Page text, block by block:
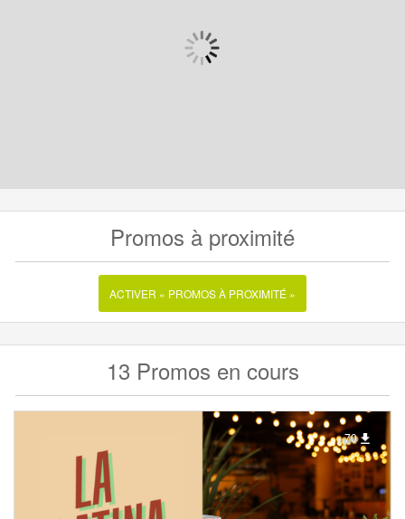
Promos à proximité
ACTIVER « PROMOS À PROXIMITÉ »
13 Promos en cours
70